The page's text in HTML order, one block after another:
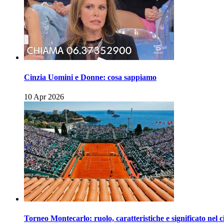
Cinzia Uomini e Donne: cosa sappiamo
10 Apr 2026
Torneo Montecarlo: ruolo, caratteristiche e significato nel